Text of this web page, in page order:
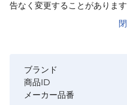
告なく変更することがありま
ブランド
商品ID
メーカー品番